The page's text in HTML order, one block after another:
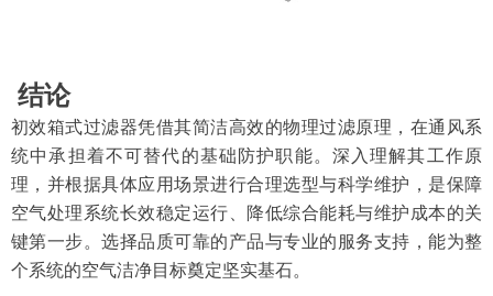
结论
初效箱式过滤器凭借其简洁高效的物理过滤原理，在通风系
统中承担着不可替代的基础防护职能。深入理解其工作原
理，并根据具体应用场景进行合理选型与科学维护，是保障
空气处理系统长效稳定运行、降低综合能耗与维护成本的关
键第一步。选择品质可靠的产品与专业的服务支持，能为整
个系统的空气洁净目标奠定坚实基石。